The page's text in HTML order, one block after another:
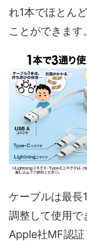
れ1本でほとん
ことができます。
ケーブルは最長
調整して使用で
Apple社MF認証